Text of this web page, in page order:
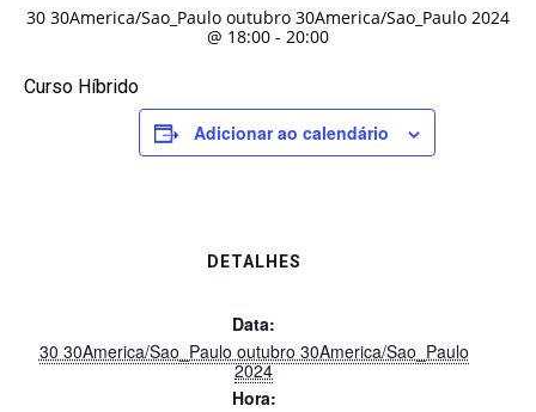
30 30America/Sao_Paulo outubro 30America/Sao_Paulo 2024
@ 18:00 - 20:00
Curso Híbrido
Adicionar ao calendário
DETALHES
Data:
30 30America/Sao_Paulo outubro 30America/Sao_Paulo
2024
Hora: